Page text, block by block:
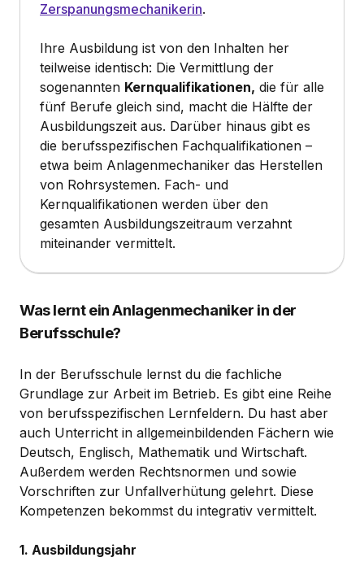
Zerspanungsmechanikerin.
Ihre Ausbildung ist von den Inhalten her
teilweise identisch: Die Vermittlung der
sogenannten Kernqualifikationen, die für alle
fünf Berufe gleich sind, macht die Hälfte der
Ausbildungszeit aus. Darüber hinaus gibt es
die berufsspezifischen Fachqualifikationen –
etwa beim Anlagenmechaniker das Herstellen
von Rohrsystemen. Fach- und
Kernqualifikationen werden über den
gesamten Ausbildungszeitraum verzahnt
miteinander vermittelt.
Was lernt ein Anlagenmechaniker in der
Berufsschule?
In der Berufsschule lernst du die fachliche
Grundlage zur Arbeit im Betrieb. Es gibt eine Reihe
von berufsspezifischen Lernfeldern. Du hast aber
auch Unterricht in allgemeinbildenden Fächern wie
Deutsch, Englisch, Mathematik und Wirtschaft.
Außerdem werden Rechtsnormen und sowie
Vorschriften zur Unfallverhütung gelehrt. Diese
Kompetenzen bekommst du integrativ vermittelt.
1. Ausbildungsjahr